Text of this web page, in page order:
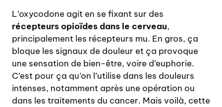
L’oxycodone agit en se fixant sur des
récepteurs opioïdes dans le cerveau,
principalement les récepteurs mu. En gros, ça
bloque les signaux de douleur et ça provoque
une sensation de bien-être, voire d’euphorie.
C’est pour ça qu’on l’utilise dans les douleurs
intenses, notamment après une opération ou
dans les traitements du cancer. Mais voilà, cette